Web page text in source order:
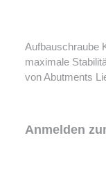
Aufbauschraube
maximale Stabilität und
Anmelden